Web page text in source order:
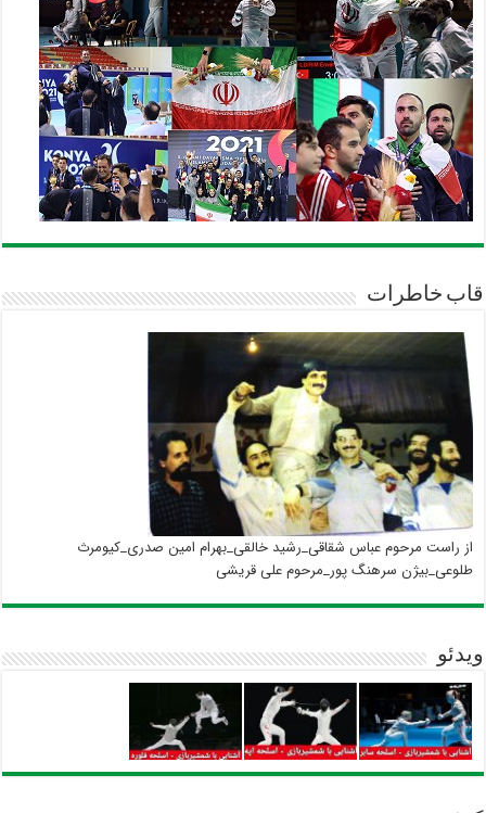
قاب خاطرات
از راست مرحوم عباس شقاقی_رشید خالقی_بهرام امین صدری_کیومرث
طلوعی_بیژن سرهنگ پور_مرحوم علی قریشی
ویدئو